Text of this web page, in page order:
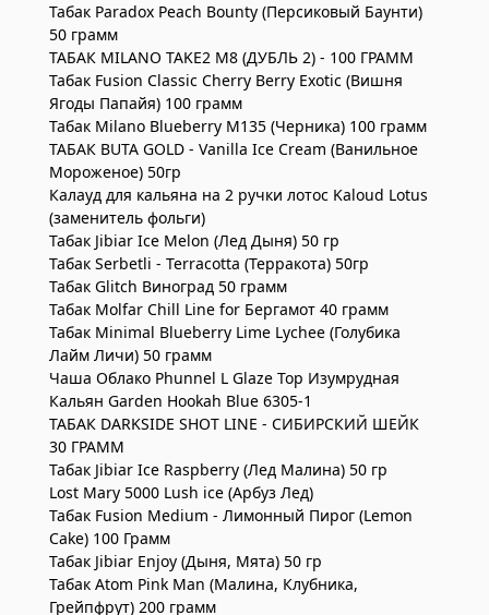
Табак Paradox Peach Bounty (Персиковый Баунти)
50 грамм
ТАБАК MILANO TAKE2 M8 (ДУБЛЬ 2) - 100 ГРАММ
Табак Fusion Classic Cherry Berry Exotic (Вишня
Ягоды Папайя) 100 грамм
Табак Milano Blueberry M135 (Черника) 100 грамм
ТАБАК BUTA GOLD - Vanilla Ice Cream (Ванильное
Мороженое) 50гр
Калауд для кальяна на 2 ручки лотос Kaloud Lotus
(заменитель фольги)
Табак Jibiar Ice Melon (Лед Дыня) 50 гр
Табак Serbetli - Terracotta (Терракота) 50гр
Табак Glitch Виноград 50 грамм
Табак Molfar Chill Line for Бергамот 40 грамм
Табак Minimal Blueberry Lime Lychee (Голубика
Лайм Личи) 50 грамм
Чаша Облако Phunnel L Glaze Top Изумрудная
Кальян Garden Hookah Blue 6305-1
ТАБАК DARKSIDE SHOT LINE - СИБИРСКИЙ ШЕЙК
30 ГРАММ
Табак Jibiar Ice Raspberry (Лед Малина) 50 гр
Lost Mary 5000 Lush ice (Арбуз Лед)
Табак Fusion Medium - Лимонный Пирог (Lemon
Cake) 100 Грамм
Табак Jibiar Enjoy (Дыня, Мята) 50 гр
Табак Atom Pink Man (Малина, Клубника,
Грейпфрут) 200 грамм